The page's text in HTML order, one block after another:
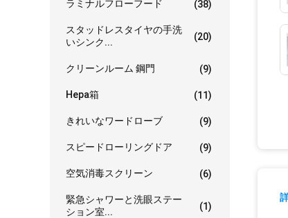
ラミナルフローフード (38)
スタッドレスタイヤの手洗
いシンク...
(20)
クリーンルーム 鋼門 (9)
Hepa箱 (11)
きれいなワードローブ (9)
スピードローリングドア (9)
空気消毒スクリーン (6)
緊急シャワーと洗眼ステー
ション室...
(1)